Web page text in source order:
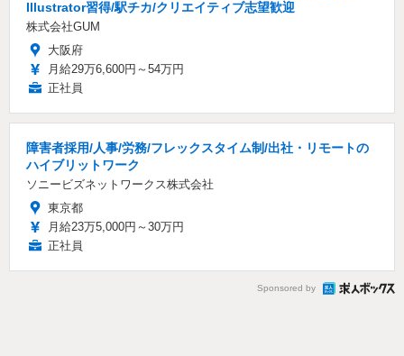
Illustrator習得/駅チカ/クリエイティブ志望歓迎
株式会社GUM
大阪府
月給29万6,600円～54万円
正社員
障害者採用/人事/労務/フレックスタイム制/出社・リモートの
ハイブリットワーク
ソニービズネットワークス株式会社
東京都
月給23万5,000円～30万円
正社員
Sponsored by